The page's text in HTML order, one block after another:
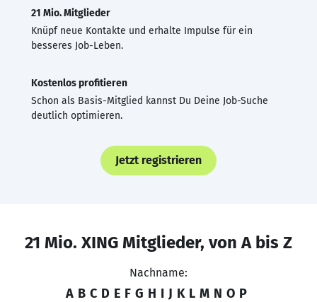
21 Mio. Mitglieder
Knüpf neue Kontakte und erhalte Impulse für ein
besseres Job-Leben.
Kostenlos profitieren
Schon als Basis-Mitglied kannst Du Deine Job-Suche
deutlich optimieren.
Jetzt registrieren
21 Mio. XING Mitglieder, von A bis Z
Nachname:
A B C D E F G H I J K L M N O P